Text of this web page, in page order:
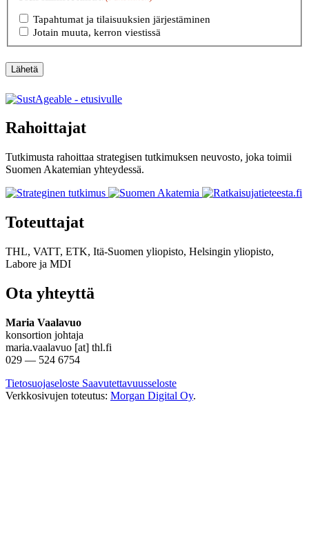
Tapahtumat ja tilaisuuksien järjestäminen
Jotain muuta, kerron viestissä
Lähetä
Rahoittajat
Tutkimusta rahoittaa strategisen tutkimuksen neuvosto, joka toimii
Suomen Akatemian yhteydessä.
Toteuttajat
THL, VATT, ETK, Itä-Suomen yliopisto, Helsingin yliopisto,
Labore ja MDI
Ota yhteyttä
Maria Vaalavuo
konsortion johtaja
maria.vaalavuo [at] thl.fi
029 — 524 6754
Tietosuojaseloste Saavutettavuusseloste
Verkkosivujen toteutus: Morgan Digital Oy.